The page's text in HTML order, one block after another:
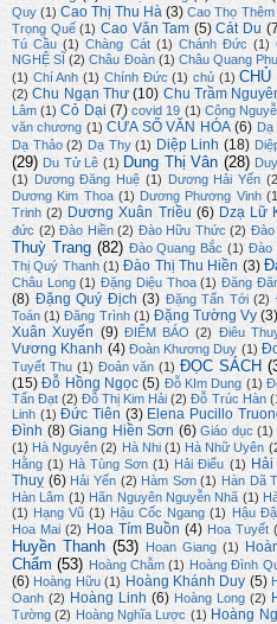
Quy (1) Cao Thị Thu Hà (3) Cao Thọ Thêm
Trọng Quế (1) Cao Văn Tam (5) Cát Du
Tú Cầu (1) Chàng Cát (1) Chánh Đức (1)
NGHỆ SĨ (2) Châu Đoàn (1) Châu Quang
(1) Chí Anh (1) Chính Đức (1) chủ (1) CHỦ
(2) Chu Ngạn Thư (10) Chu Trầm
Lâm (1) Cỏ Dại (7) covid 19 (1) Công
văn chương (1) CỬA SỔ VĂN HÓA (6)
Dạ Thảo (2) Dạ Thy (1) Diệp Linh (18)
(29) Du Tử Lê (1) Dung Thị Vân (28)
(1)
Dương Đăng Huệ (1) Dương Hải Yến
Dương Kim Thoa (1) Dương Phương Vinh
Trinh (2) Dương Xuân Triều (6) Dzạ Lữ
đức (2) Đào Hiền (2) Đào Hữu Thức (2) Đào
Thuỳ Trang (82) Đào Quang Bắc (1) Đào
Thị Quý Thanh (1) Đào Thị Thu Hiền (3)
Châu Long (1) Đặng Diệu Thoa (1) Đăng
(8) Đặng Quý Địch (3) Đặng Tấn Tới (2)
Toán (1) Đăng Trình (1) Đặng Tường Vy (3)
Xuân Xuyến (9) ĐIỂM BÁO (2) Điêu
Vương Khanh (4) Đoàn Khương Duy (1)
Tuyết Thu (1) Đoản văn (1) ĐỌC SÁCH
(15) Đỗ Hồng Ngọc (5) Đỗ KIm Dung (1)
Tấn Đạt (2) Đỗ Thị Kim Hải (2) Đỗ Trúc Hàn
Linh (1) Đức Tiên (3) Elena Pucillo
Đình (8) Giang Hiền Sơn (6) Giáo dục (1)
(1) Hà Nguyên (2) Hà Nhi (1) Hà Nhữ Uyên
Hằng (1) Hà Tùng Sơn (1) Hải Điểu (1)
Thuỵ (6) Hải Yến (2) Hàm Sơn (1) Hàn Dã
Hàn Lâm (1) Hãn Nguyên Nguyễn Nhã (1)
(1) Hạng Vũ (1) Hậu Cốc Ngang (1) Hậu
Hoa Mai (2) Hoa Tím Buồn (4) Hoa Tuyết
Huyền Thanh (53) Hoan Giang (1)
Chẩm (53) Hoàng Chẫm (1) Hoàng Đình
(6) Hoàng Hữu (1) Hoàng Khánh Duy (5)
Oanh (2) Hoàng Linh (6) Hoàng Long (2)
Tường (2) Hoàng Nghĩa Lược (1) Hoàng